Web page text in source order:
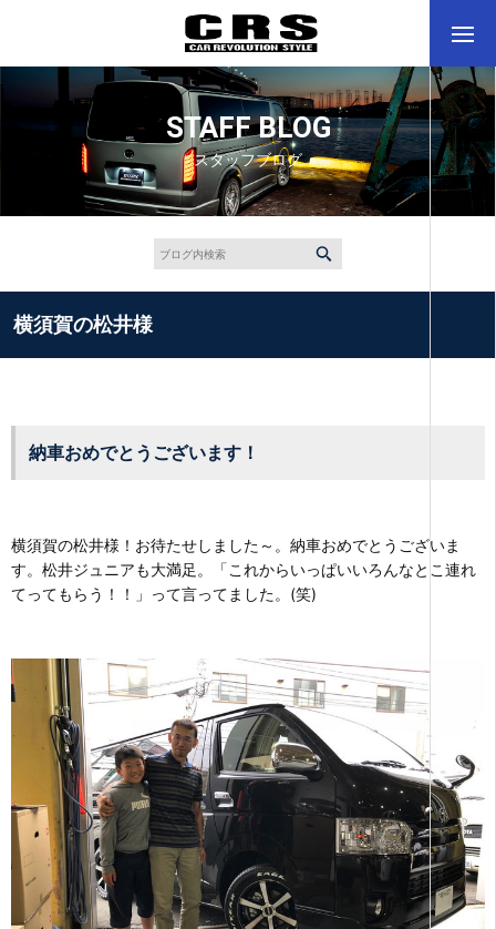
STAFF BLOG
スタッフブログ
横須賀の松井様
納車おめでとうございます！
横須賀の松井様！お待たせしました～。納車おめでとうございま
す。松井ジュニアも大満足。「これからいっぱいいろんなとこ連れ
てってもらう！！」って言ってました。(笑)